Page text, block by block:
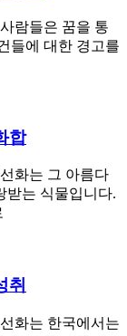
람들은 꿈을 통
들에 대한 경고를
합
화는 그 아름다
받는 식물입니다.
취
화는 한국에서는